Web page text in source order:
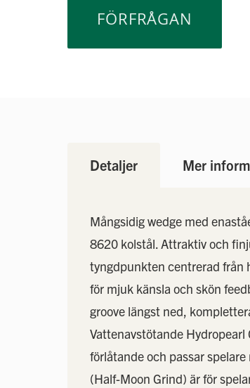
FÖRFRÅGAN
Detaljer Mer
Mångsidig wedge med
8620 kolstål. Attraktiv och
tyngdpunkten centrerad från
för mjuk känsla och skön
groove längst ned,
Vattenavstötande
förlåtande och passar
(Half-Moon Grind) är för